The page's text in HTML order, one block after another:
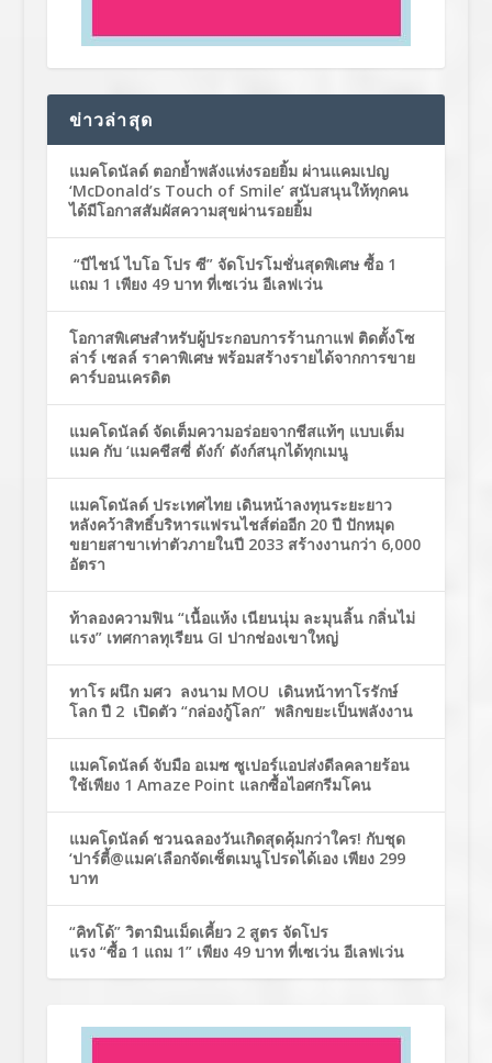
ข่าวล่าสุด
แมคโดนัลด์ ตอกย้ำพลังแห่งรอยยิ้ม ผ่านแคมเปญ
‘McDonald’s Touch of Smile’ สนับสนุนให้ทุกคน
ได้มีโอกาสสัมผัสความสุขผ่านรอยยิ้ม
“บีไชน์ ไบโอ โปร ซี” จัดโปรโมชั่นสุดพิเศษ ซื้อ 1
แถม 1 เพียง 49 บาท ที่เซเว่น อีเลฟเว่น
โอกาสพิเศษสำหรับผู้ประกอบการร้านกาแฟ ติดตั้งโซ
ล่าร์ เซลล์ ราคาพิเศษ พร้อมสร้างรายได้จากการขาย
คาร์บอนเครดิต
แมคโดนัลด์ จัดเต็มความอร่อยจากชีสแท้ๆ แบบเต็ม
แมค กับ ‘แมคชีสซี่ ดังก์’ ดังก์สนุกได้ทุกเมนู
แมคโดนัลด์ ประเทศไทย เดินหน้าลงทุนระยะยาว
หลังคว้าสิทธิ์บริหารแฟรนไชส์ต่ออีก 20 ปี ปักหมุด
ขยายสาขาเท่าตัวภายในปี 2033 สร้างงานกว่า 6,000
อัตรา
ท้าลองความฟิน “เนื้อแห้ง เนียนนุ่ม ละมุนลิ้น กลิ่นไม่
แรง” เทศกาลทุเรียน GI ปากช่องเขาใหญ่
ทาโร ผนึก มศว ลงนาม MOU เดินหน้าทาโรรักษ์
โลก ปี 2 เปิดตัว “กล่องกู้โลก” พลิกขยะเป็นพลังงาน
แมคโดนัลด์ จับมือ อเมซ ซูเปอร์แอปส่งดีลคลายร้อน
ใช้เพียง 1 Amaze Point แลกซื้อไอศกรีมโคน
แมคโดนัลด์ ชวนฉลองวันเกิดสุดคุ้มกว่าใคร! กับชุด
‘ปาร์ตี้@แมค’เลือกจัดเซ็ตเมนูโปรดได้เอง เพียง 299
บาท
“คิทโด้” วิตามินเม็ดเคี้ยว 2 สูตร จัดโปร
แรง “ซื้อ 1 แถม 1” เพียง 49 บาท ที่เซเว่น อีเลฟเว่น